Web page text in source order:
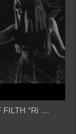
FILTH “Ri …